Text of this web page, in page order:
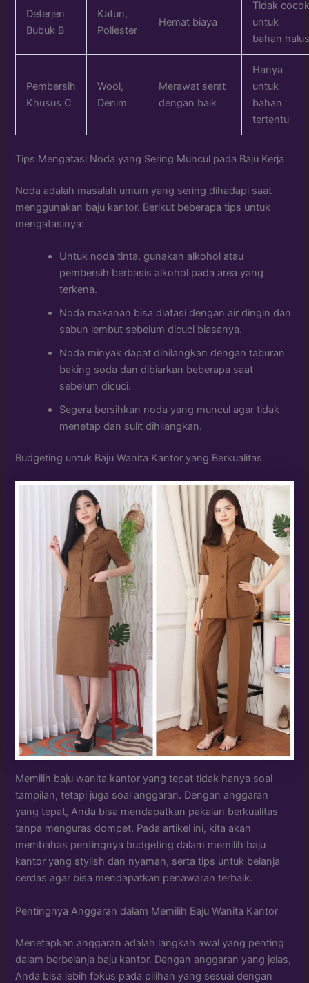
Deterjen
Bubuk B
Katun,
Poliester
Hemat biaya
Tidak
untuk
bahan
Pembersih
Khusus C
Wool,
Denim
Merawat serat
dengan baik
Hanya
untuk
bahan
tertentu
Tips Mengatasi Noda yang Sering Muncul pada Baju Kerja
Noda adalah masalah umum yang sering dihadapi saat
menggunakan baju kantor. Berikut beberapa tips untuk
mengatasinya:
Untuk noda tinta, gunakan alkohol atau
pembersih berbasis alkohol pada area yang
terkena.
Noda makanan bisa diatasi dengan air dingin dan
sabun lembut sebelum dicuci biasanya.
Noda minyak dapat dihilangkan dengan taburan
baking soda dan dibiarkan beberapa saat
sebelum dicuci.
Segera bersihkan noda yang muncul agar tidak
menetap dan sulit dihilangkan.
Budgeting untuk Baju Wanita Kantor yang Berkualitas
Memilih baju wanita kantor yang tepat tidak hanya soal
tampilan, tetapi juga soal anggaran. Dengan anggaran
yang tepat, Anda bisa mendapatkan pakaian berkualitas
tanpa menguras dompet. Pada artikel ini, kita akan
membahas pentingnya budgeting dalam memilih baju
kantor yang stylish dan nyaman, serta tips untuk belanja
cerdas agar bisa mendapatkan penawaran terbaik.
Pentingnya Anggaran dalam Memilih Baju Wanita Kantor
Menetapkan anggaran adalah langkah awal yang penting
dalam berbelanja baju kantor. Dengan anggaran yang jelas,
Anda bisa lebih fokus pada pilihan yang sesuai dengan